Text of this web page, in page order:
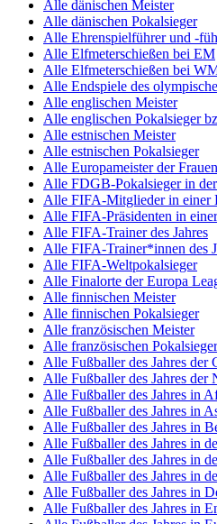
Alle dänischen Meister
Alle dänischen Pokalsieger
Alle Ehrenspielführer und -
Alle Elfmeterschießen bei EM
Alle Elfmeterschießen bei
Alle Endspiele des
Alle englischen Meister
Alle englischen Pokalsieger
Alle estnischen Meister
Alle estnischen Pokalsieger
Alle Europameister der Frauen
Alle FDGB-Pokalsieger in
Alle FIFA-Mitglieder in einer
Alle FIFA-Präsidenten in
Alle FIFA-Trainer des Jahres
Alle FIFA-Trainer*innen des
Alle FIFA-Weltpokalsieger
Alle Finalorte der Europa
Alle finnischen Meister
Alle finnischen Pokalsieger
Alle französischen Meister
Alle französischen Pokalsieger
Alle Fußballer des Jahres
Alle Fußballer des Jahres der
Alle Fußballer des Jahres in
Alle Fußballer des Jahres in
Alle Fußballer des Jahres in
Alle Fußballer des Jahres in
Alle Fußballer des Jahres in
Alle Fußballer des Jahres in
Alle Fußballer des Jahres in
Alle Fußballer des Jahres in